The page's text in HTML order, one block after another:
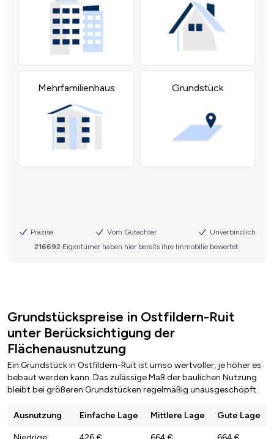
Grundstückspreise in Ostfildern-Ruit
unter Berücksichtigung der
Flächenausnutzung
Ein Grundstück in Ostfildern-Ruit ist umso wertvoller, je höher es
bebaut werden kann. Das zulässige Maß der baulichen Nutzung
bleibt bei größeren Grundstücken regelmäßig unausgeschöpft.
Ausnutzung Einfache Lage Mittlere Lage Gute Lage